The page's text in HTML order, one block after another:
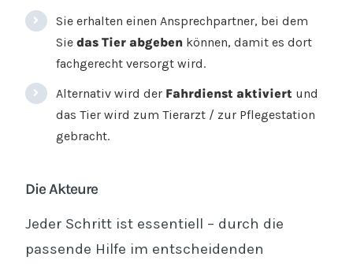
Sie erhalten einen Ansprechpartner, bei dem
Sie das Tier abgebenkönnen, damit es dort
fachgerecht versorgt wird.
Alternativ wird der Fahrdienst aktiviert und
das Tier wird zum Tierarzt / zur Pflegestation
gebracht.
Die Akteure
Jeder Schritt ist essentiell – durch die
passende Hilfe im entscheidenden